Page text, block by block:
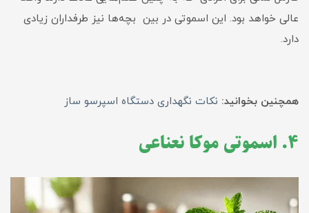
عالی خواهد بود. این اسموتی در بین بچه‌ها نیز طرفداران زیادی
دارد.
همچنین بخوانید: نکات نگهداری دستگاه اسپرسو ساز
۴. اسموتی موکا نعناعی